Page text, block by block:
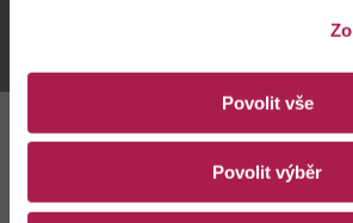
Povolit vše
Povolit výběr
Zůstaňte s